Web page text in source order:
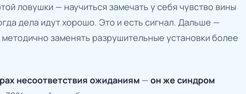
ловушки — научиться замечать у себя чувство вины
дела идут хорошо. Это и есть сигнал. Дальше —
заменять разрушительные установки более
несоответствия ожиданиям — он же синдром